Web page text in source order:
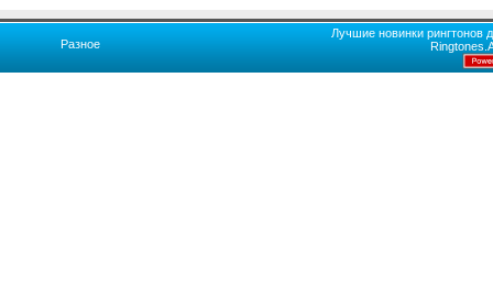
Разное
Лучшие новинки рингтонов